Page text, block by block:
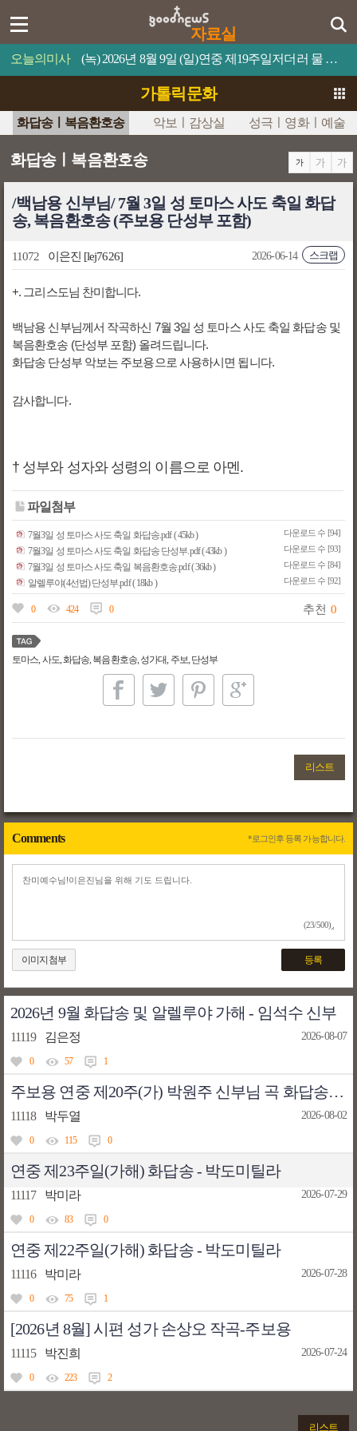
자료실
오늘의미사 (녹) 2026년 8월 9일 (일)연중 제19주일저더러 물 위로 걸어오라고 명령하십시오.
가톨릭문화
화답송ㅣ복음환호송 악보ㅣ감상실 성극ㅣ영화ㅣ예술
화답송ㅣ복음환호송
/백남용 신부님/ 7월 3일 성 토마스 사도 축일 화답
송, 복음환호송 (주보용 단성부 포함)
11072 이은진 [lej7626] 스크랩
2026-06-14
+. 그리스도님 찬미합니다.
백남용 신부님께서 작곡하신 7월 3일 성 토마스 사도 축일 화답송 및
복음환호송 (단성부 포함) 올려드립니다.
화답송 단성부 악보는 주보용으로 사용하시면 됩니다.
감사합니다.
† 성부와 성자와 성령의 이름으로 아멘.
파일첨부
7월3일 성 토마스 사도 축일 화답송.pdf ( 45kb ) 다운로드 수 [94]
7월3일 성 토마스 사도 축일 화답송 단성부.pdf ( 43kb ) 다운로드 수 [93]
7월3일 성 토마스 사도 축일 복음환호송.pdf ( 36kb ) 다운로드 수 [84]
알렐루야(4선법) 단성부.pdf ( 18kb ) 다운로드 수 [92]
0 424 0 추천 0
토마스, 사도, 화답송, 복음환호송, 성가대, 주보, 단성부
리스트
Comments *로그인후 등록 가능합니다.
(23/500)
이미지첨부 등록
2026년 9월 화답송 및 알렐루야 가해 - 임석수 신부
11119 김은정 2026-08-07
0 57 1
주보용 연중 제20주(가) 박원주 신부님 곡 화답송 악보 틀려서 새로 올렸습니다.
11118 박두열 2026-08-02
0 115 0
연중 제23주일(가해) 화답송 - 박도미틸라
11117 박미라 2026-07-29
0 83 0
연중 제22주일(가해) 화답송 - 박도미틸라
11116 박미라 2026-07-28
0 75 1
[2026년 8월] 시편 성가 손상오 작곡-주보용
11115 박진희 2026-07-24
0 223 2
리스트